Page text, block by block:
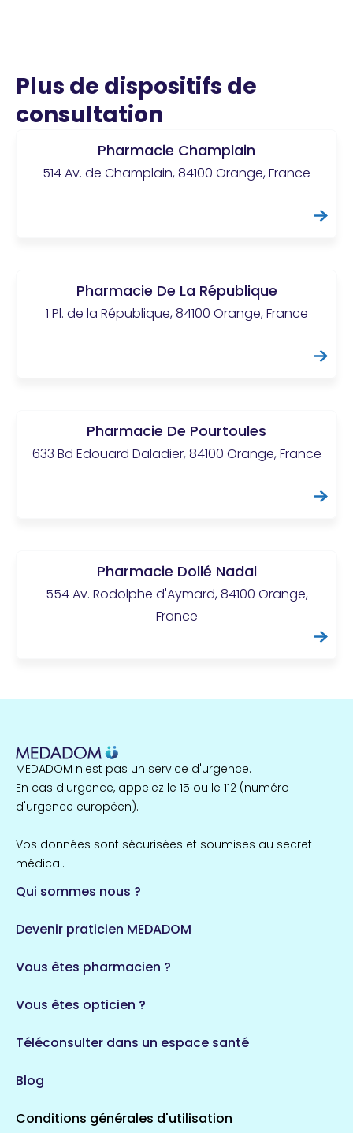
Plus de dispositifs de
consultation
Pharmacie Champlain
514 Av. de Champlain, 84100 Orange, France
Pharmacie De La République
1 Pl. de la République, 84100 Orange, France
Pharmacie De Pourtoules
633 Bd Edouard Daladier, 84100 Orange, France
Pharmacie Dollé Nadal
554 Av. Rodolphe d'Aymard, 84100 Orange,
France
MEDADOM n'est pas un service d'urgence.
En cas d'urgence, appelez le 15 ou le 112 (numéro
d'urgence européen).
Vos données sont sécurisées et soumises au secret
médical.
Qui sommes nous ?
Devenir praticien MEDADOM
Vous êtes pharmacien ?
Vous êtes opticien ?
Téléconsulter dans un espace santé
Blog
Conditions générales d'utilisation